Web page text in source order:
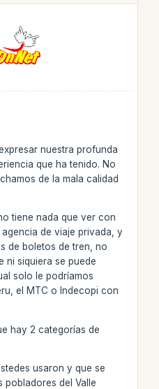
nuestra profunda
que ha tenido. No
de la mala calidad
tiene nada que ver con
de viaje privada, y
de boletos de tren, no
ni siquiera se puede
solo le podríamos
el MTC o Indecopi con
hay 2 categorías de
usaron y que se
pobladores del Valle